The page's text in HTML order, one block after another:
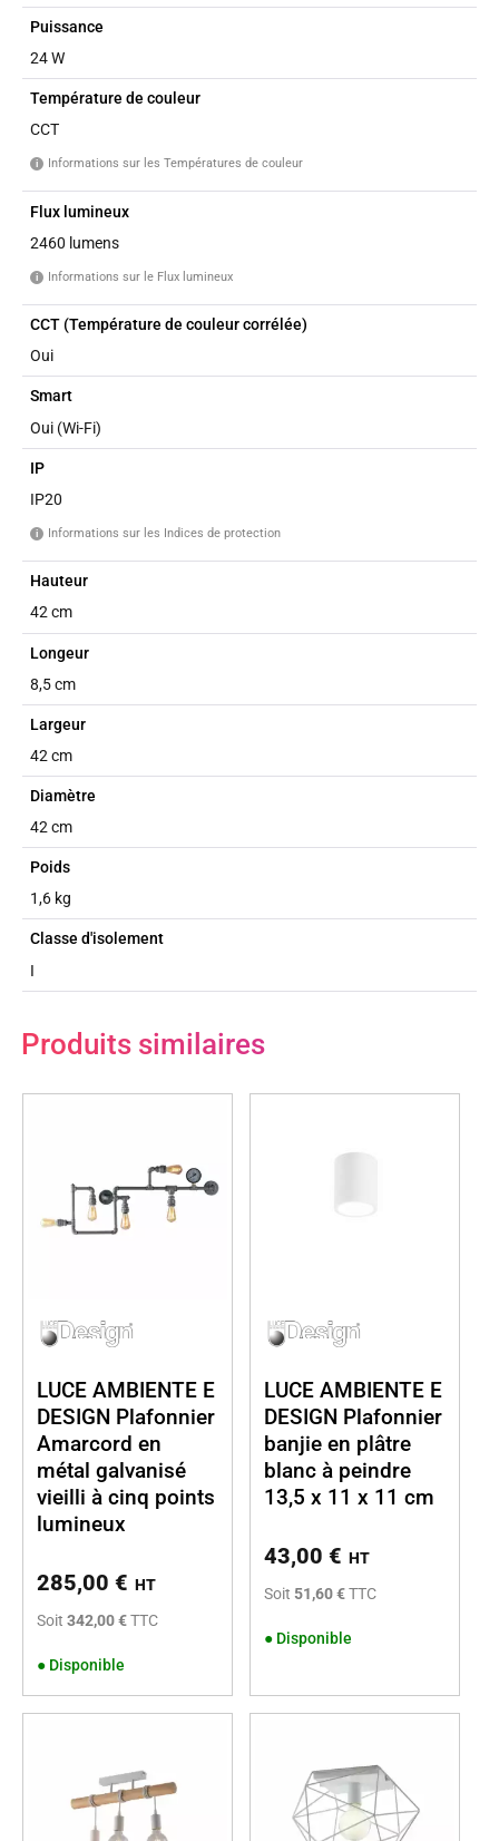
Puissance
24 W
Température de couleur
CCT
i Informations sur les Températures de couleur
Flux lumineux
2460 lumens
i Informations sur le Flux lumineux
CCT (Température de couleur corrélée)
Oui
Smart
Oui (Wi-Fi)
IP
IP20
i Informations sur les Indices de protection
Hauteur
42 cm
Longeur
8,5 cm
Largeur
42 cm
Diamètre
42 cm
Poids
1,6 kg
Classe d'isolement
I
Produits similaires
LUCE AMBIENTE E
DESIGN Plafonnier
Amarcord en
métal galvanisé
vieilli à cinq points
lumineux
285,00 € HT
Soit 342,00 €TTC
● Disponible
LUCE AMBIENTE E
DESIGN Plafonnier
banjie en plâtre
blanc à peindre
13,5 x 11 x 11 cm
43,00 € HT
Soit 51,60 €TTC
● Disponible